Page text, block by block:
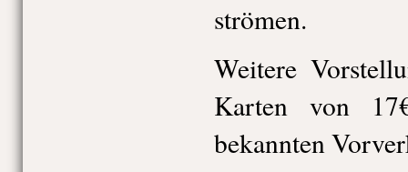
strömen.
Weitere
Karten von
bekannten